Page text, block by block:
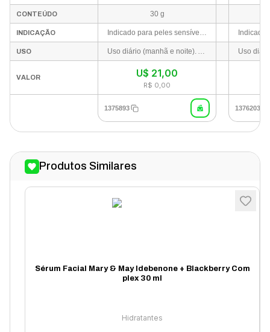
CONTEÚDO 30 g
INDICAÇÃO Indicado para peles sensíveis, acneicas ou reativas que apresentam manchas vermelhas, marcas de espinhas, inflamações pontuais ou irritação.
USO Uso diário (manhã e noite). Após a etapa de limpeza e tonificação (ou sérum), aplique uma quantidade adequada diretamente nas áreas afetadas, manchadas ou avermelhadas. Massageie suavemente ou dê leves batidinhas para melhor absorção.
VALOR U$ 21,00
R$ 0,00
1375893 1376203
Produtos Similares
Sérum Facial Mary & May Idebenone + Blackberry Com
plex 30 ml
Hidratantes